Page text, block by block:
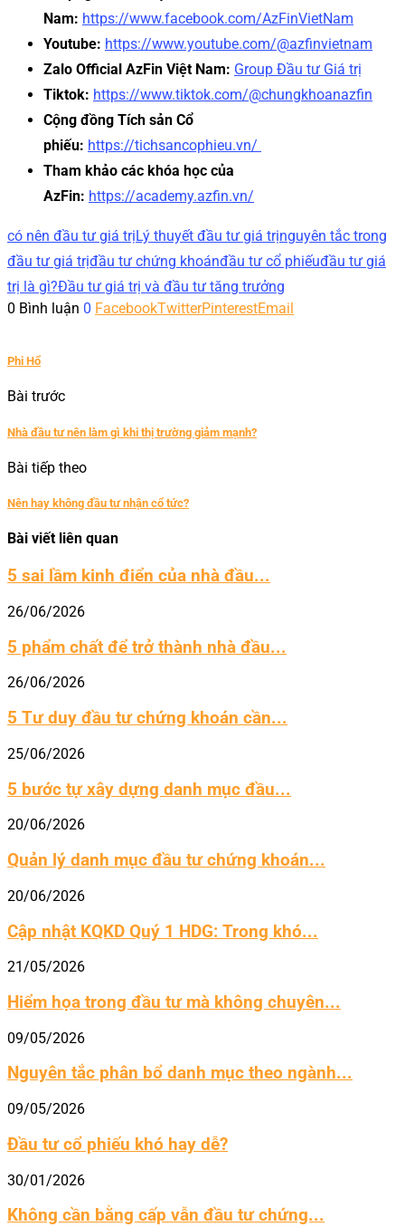
Nam: https://www.facebook.com/AzFinVietNam
Youtube: https://www.youtube.com/@azfinvietnam
Zalo Official AzFin Việt Nam: Group Đầu tư Giá trị
Tiktok: https://www.tiktok.com/@chungkhoanazfin
Cộng đồng Tích sản Cổ
phiếu: https://tichsancophieu.vn/
Tham khảo các khóa học của
AzFin: https://academy.azfin.vn/
có nên đầu tư giá trịLý thuyết đầu tư giá trịnguyên tắc trong
đầu tư giá trịđầu tư chứng khoánđầu tư cổ phiếuđầu tư giá
trị là gì?Đầu tư giá trị và đầu tư tăng trưởng
0 Bình luận 0 FacebookTwitterPinterestEmail
Phi Hổ
Bài trước
Nhà đầu tư nên làm gì khi thị trường giảm mạnh?
Bài tiếp theo
Nên hay không đầu tư nhận cổ tức?
Bài viết liên quan
5 sai lầm kinh điển của nhà đầu...
26/06/2026
5 phẩm chất để trở thành nhà đầu...
26/06/2026
5 Tư duy đầu tư chứng khoán cần...
25/06/2026
5 bước tự xây dựng danh mục đầu...
20/06/2026
Quản lý danh mục đầu tư chứng khoán...
20/06/2026
Cập nhật KQKD Quý 1 HDG: Trong khó...
21/05/2026
Hiểm họa trong đầu tư mà không chuyên...
09/05/2026
Nguyên tắc phân bổ danh mục theo ngành...
09/05/2026
Đầu tư cổ phiếu khó hay dễ?
30/01/2026
Không cần bằng cấp vẫn đầu tư chứng...